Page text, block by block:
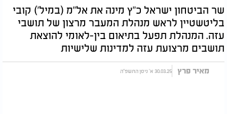
שר הביטחון ישראל כ"ץ מינה את אל"מ (במיל') קובי
בליטשטיין לראש מנהלת המעבר מרצון של תושבי
עזה. המנהלת תפעל בתיאום בין-לאומי להוצאת
תושבים מרצועת עזה למדינות שלישיות
מאיר פרץ 30.03.25 א' ניסן התשפ"ה